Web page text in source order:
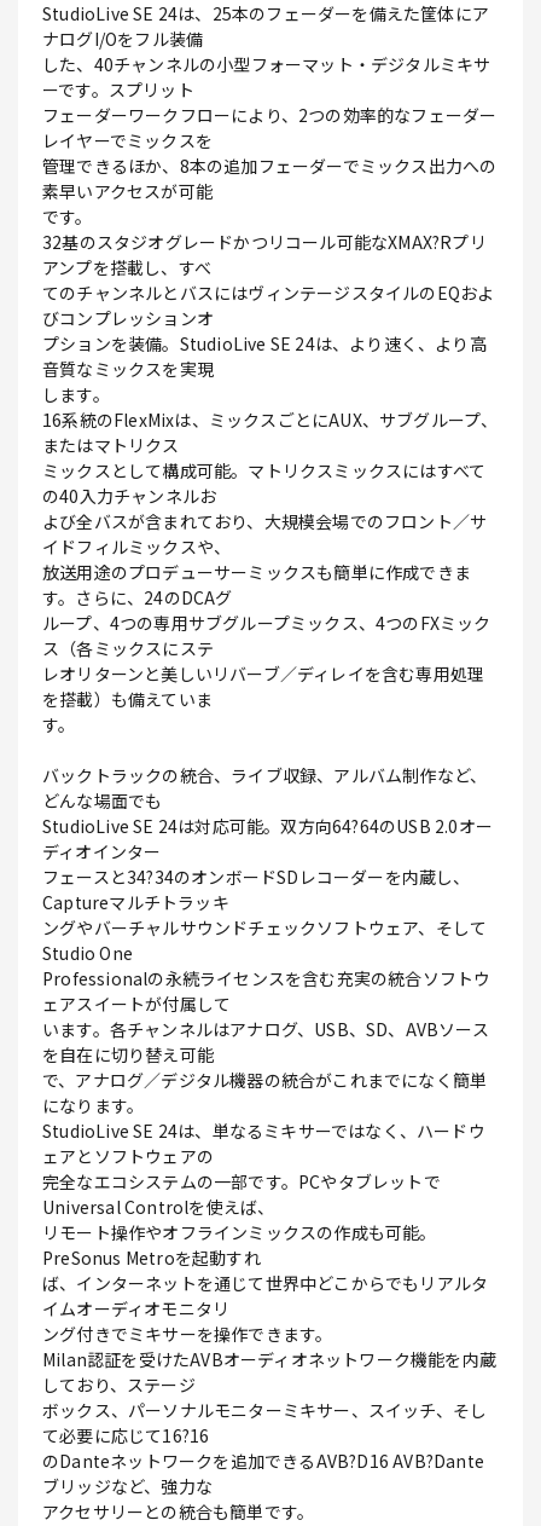
StudioLive SE 24は、25本のフェーダーを備えた筐体にア
ナログI/Oをフル装備
した、40チャンネルの小型フォーマット・デジタルミキサ
ーです。スプリット
フェーダーワークフローにより、2つの効率的なフェーダー
レイヤーでミックスを
管理できるほか、8本の追加フェーダーでミックス出力への
素早いアクセスが可能
です。
32基のスタジオグレードかつリコール可能なXMAX?Rプリ
アンプを搭載し、すべ
てのチャンネルとバスにはヴィンテージスタイルのEQおよ
びコンプレッションオ
プションを装備。StudioLive SE 24は、より速く、より高
音質なミックスを実現
します。
16系統のFlexMixは、ミックスごとにAUX、サブグループ、
またはマトリクス
ミックスとして構成可能。マトリクスミックスにはすべて
の40入力チャンネルお
よび全バスが含まれており、大規模会場でのフロント／サ
イドフィルミックスや、
放送用途のプロデューサーミックスも簡単に作成できま
す。さらに、24のDCAグ
ループ、4つの専用サブグループミックス、4つのFXミック
ス（各ミックスにステ
レオリターンと美しいリバーブ／ディレイを含む専用処理
を搭載）も備えていま
す。
バックトラックの統合、ライブ収録、アルバム制作など、
どんな場面でも
StudioLive SE 24は対応可能。双方向64?64のUSB 2.0オー
ディオインター
フェースと34?34のオンボードSDレコーダーを内蔵し、
Captureマルチトラッキ
ングやバーチャルサウンドチェックソフトウェア、そして
Studio One
Professionalの永続ライセンスを含む充実の統合ソフトウ
ェアスイートが付属して
います。各チャンネルはアナログ、USB、SD、AVBソース
を自在に切り替え可能
で、アナログ／デジタル機器の統合がこれまでになく簡単
になります。
StudioLive SE 24は、単なるミキサーではなく、ハードウ
ェアとソフトウェアの
完全なエコシステムの一部です。PCやタブレットで
Universal Controlを使えば、
リモート操作やオフラインミックスの作成も可能。
PreSonus Metroを起動すれ
ば、インターネットを通じて世界中どこからでもリアルタ
イムオーディオモニタリ
ング付きでミキサーを操作できます。
Milan認証を受けたAVBオーディオネットワーク機能を内蔵
しており、ステージ
ボックス、パーソナルモニターミキサー、スイッチ、そし
て必要に応じて16?16
のDanteネットワークを追加できるAVB?D16 AVB?Dante
ブリッジなど、強力な
アクセサリーとの統合も簡単です。